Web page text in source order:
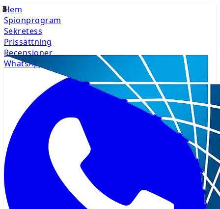
Hem
Spionprogram
Sekretess
Prissättning
Recensioner
WhatsApp